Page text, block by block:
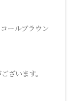
ールブラウン
ざいます。